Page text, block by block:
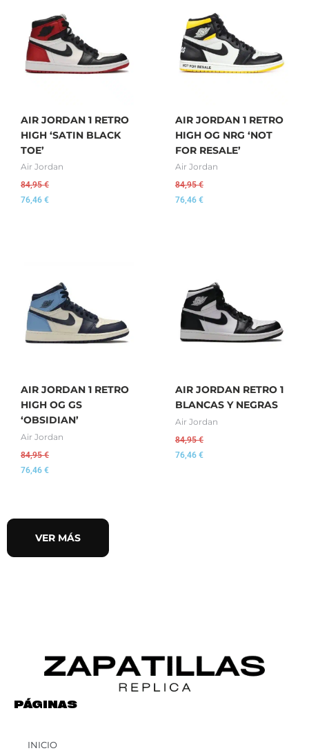
AIR JORDAN 1 RETRO
HIGH ‘SATIN BLACK
TOE’
Air Jordan
84,95€
76,46 €
AIR JORDAN 1 RETRO
HIGH OG NRG ‘NOT
FOR RESALE’
Air Jordan
84,95€
76,46 €
AIR JORDAN 1 RETRO
HIGH OG GS
‘OBSIDIAN’
Air Jordan
84,95€
76,46 €
AIR JORDAN RETRO 1
BLANCAS Y NEGRAS
Air Jordan
84,95€
76,46 €
VER MÁS
PÁGINAS
INICIO